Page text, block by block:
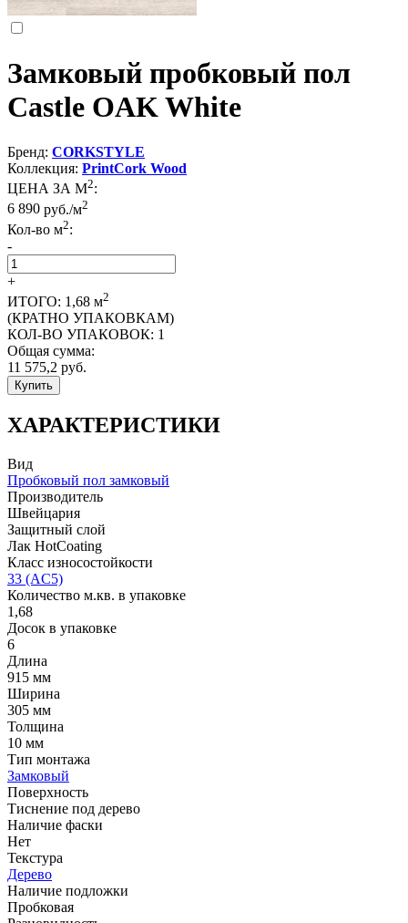
Замковый пробковый пол
Castle OAK White
Бренд: CORKSTYLE
Коллекция: PrintCork Wood
ЦЕНА ЗА М2:
6 890 руб./м2
Кол-во м2:
-
+
ИТОГО: 1,68 м2
(КРАТНО УПАКОВКАМ)
КОЛ-ВО УПАКОВОК: 1
Общая сумма:
11 575,2 руб.
Купить
ХАРАКТЕРИСТИКИ
Вид
Пробковый пол замковый
Производитель
Швейцария
Защитный слой
Лак HotCoating
Класс износостойкости
33 (AC5)
Количество м.кв. в упаковке
1,68
Досок в упаковке
6
Длина
915 мм
Ширина
305 мм
Толщина
10 мм
Тип монтажа
Замковый
Поверхность
Тиснение под дерево
Наличие фаски
Нет
Текстура
Дерево
Наличие подложки
Пробковая